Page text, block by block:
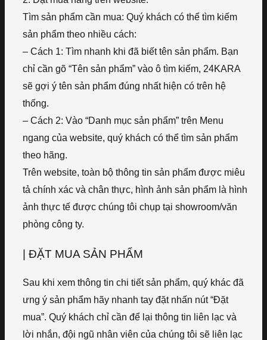
Tìm sản phẩm cần mua: Quý khách có thể tìm kiếm
sản phẩm theo nhiều cách:
– Cách 1: Tìm nhanh khi đã biết tên sản phẩm. Bạn
chỉ cần gõ “Tên sản phẩm” vào ô tìm kiếm, 24KARA
sẽ gợi ý tên sản phẩm đúng nhất hiện có trên hệ
thống.
– Cách 2: Vào “Danh mục sản phẩm” trên Menu
ngang của website, quý khách có thể tìm sản phẩm
theo hãng.
Trên website, toàn bộ thông tin sản phẩm được miêu
tả chính xác và chân thực, hình ảnh sản phẩm là hình
ảnh thực tế được chúng tôi chụp tại showroom/văn
phòng công ty.
| ĐẶT MUA SẢN PHẨM
Sau khi xem thông tin chi tiết sản phẩm, quý khác đã
ưng ý sản phẩm hãy nhanh tay đặt nhấn nút “Đặt
mua”. Quý khách chỉ cần để lại thông tin liên lạc và
lời nhắn, đội ngũ nhân viên của chúng tôi sẽ liên lạc